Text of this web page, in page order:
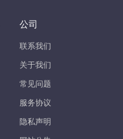
公司
联系我们
关于我们
常见问题
服务协议
隐私声明